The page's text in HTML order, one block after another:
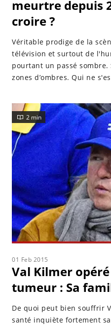
meurtre depuis
croire ?
Véritable prodige de la
télévision et surtout de
pourtant un passé sombre.
zones d’ombres. Qui ne
Debbouze ? Celui qui a
en effet accusé du meurtre
Janvier 1990. La famille de
2 min
01 Feb 2015
Val Kilmer
tumeur : Sa
De quoi peut bien souffrir
santé inquiète fortement